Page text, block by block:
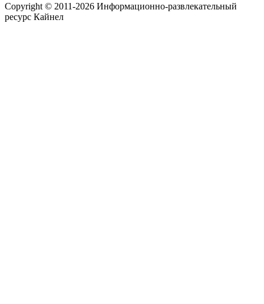
Copyright © 2011-2026 Информационно-развлекательный
ресурс Кайнел